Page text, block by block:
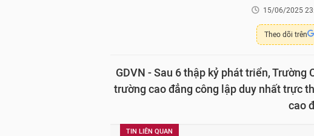
15/06/2025
Theo dõi trên
GDVN - Sau 6 thập kỷ phát triển,
trường cao đẳng công lập duy nhất trực
cao
TIN LIÊN QUAN